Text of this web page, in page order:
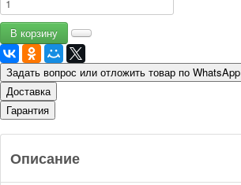
Задать вопрос или отложить товар по WhatsApp
Доставка
Гарантия
Описание